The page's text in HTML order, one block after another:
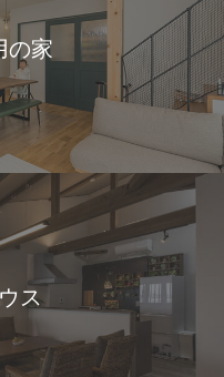
の家
ス